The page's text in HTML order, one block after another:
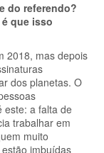
do referendo?
que isso
2018, mas depois
dos planetas. O
este: a falta de
trabalhar em
muito
imbuídas